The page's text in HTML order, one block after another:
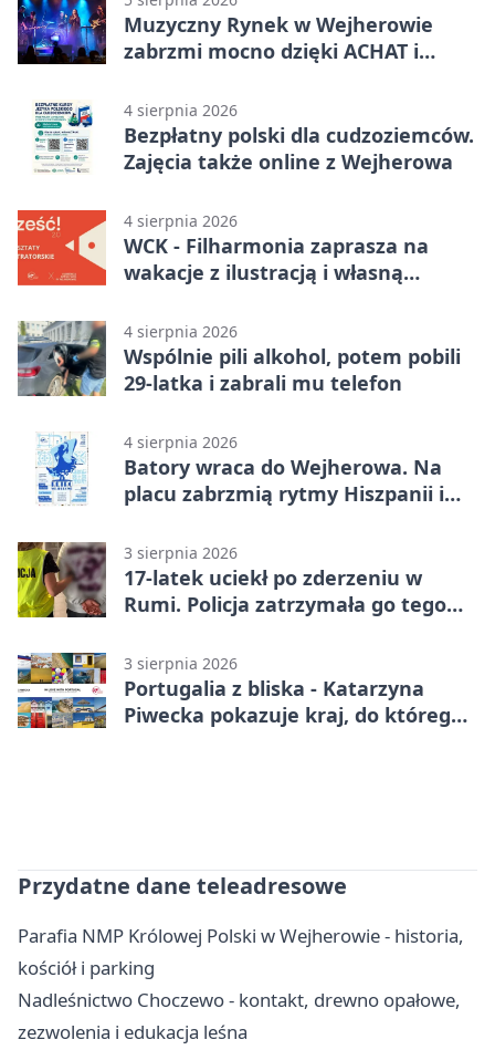
Muzyczny Rynek w Wejherowie
zabrzmi mocno dzięki ACHAT i
4 sierpnia 2026
Bezpłatny polski dla cudzoziemców.
Zajęcia także online z Wejherowa
4 sierpnia 2026
WCK - Filharmonia zaprasza na
wakacje z ilustracją i własną
4 sierpnia 2026
Wspólnie pili alkohol, potem pobili
29-latka i zabrali mu telefon
4 sierpnia 2026
Batory wraca do Wejherowa. Na
placu zabrzmią rytmy Hiszpanii i
3 sierpnia 2026
17-latek uciekł po zderzeniu w
Rumi. Policja zatrzymała go tego
3 sierpnia 2026
Portugalia z bliska - Katarzyna
Piwecka pokazuje kraj, do którego
Przydatne dane teleadresowe
Parafia NMP Królowej Polski w Wejherowie - historia,
kościół i parking
Nadleśnictwo Choczewo - kontakt, drewno opałowe,
zezwolenia i edukacja leśna